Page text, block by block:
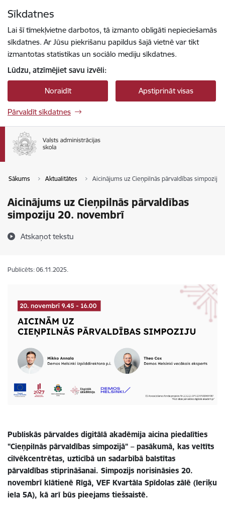
Sīkdatnes
Lai šī tīmekļvietne darbotos, tā izmanto obligāti nepieciešamās
sīkdatnes. Ar Jūsu piekrišanu papildus šajā vietnē var tikt
izmantotas statistikas un sociālo mediju sīkdatnes.
Lūdzu, atzīmējiet savu izvēli:
Noraidīt Apstiprināt visas
Pārvaldīt sīkdatnes
Sākums Aktualitātes Aicinājums uz Cieņpilnās pārvaldības simpoziju
Aicinājums uz Cieņpilnās pārvaldības
simpoziju 20. novembrī
Atskaņot tekstu
Publicēts: 06.11.2025.
Publiskās pārvaldes digitālā akadēmija aicina piedalīties
"Cieņpilnās pārvaldības simpozijā" – pasākumā, kas veltīts
cilvēkcentrētas, uzticībā un sadarbībā balstītas
pārvaldības stiprināšanai. Simpozijs norisināsies 20.
novembrī klātienē Rīgā, VEF Kvartāla Spīdolas zālē (Ieriķu
iela 5A), kā arī būs pieejams tiešsaistē.